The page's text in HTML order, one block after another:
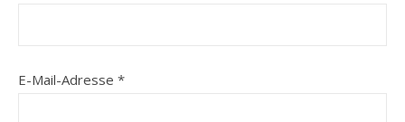
E-Mail-Adresse *